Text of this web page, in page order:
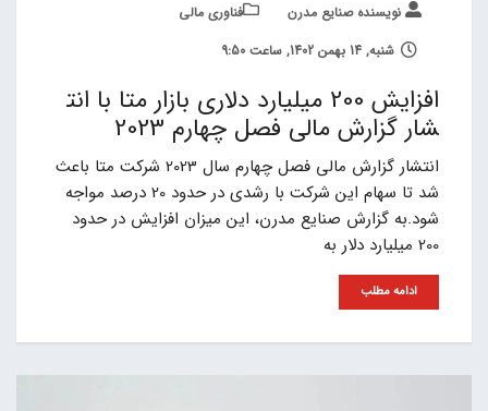
نویسنده صنایع مدرن
فناوری مالی
شنبه, 14 بهمن 1402, ساعت 9:50
افزایش 200 میلیارد دلاری بازار متا با انت
شار گزارش مالی فصل چهارم 2023
انتشار گزارش مالی فصل چهارم سال 2023 شرکت متا باعث
شد تا سهام این شرکت با رشدی در حدود 20 درصد مواجه
شود.به گزارش صنایع مدرن، این میزان افزایش در حدود
200 میلیارد دلار به
ادامه مطلب